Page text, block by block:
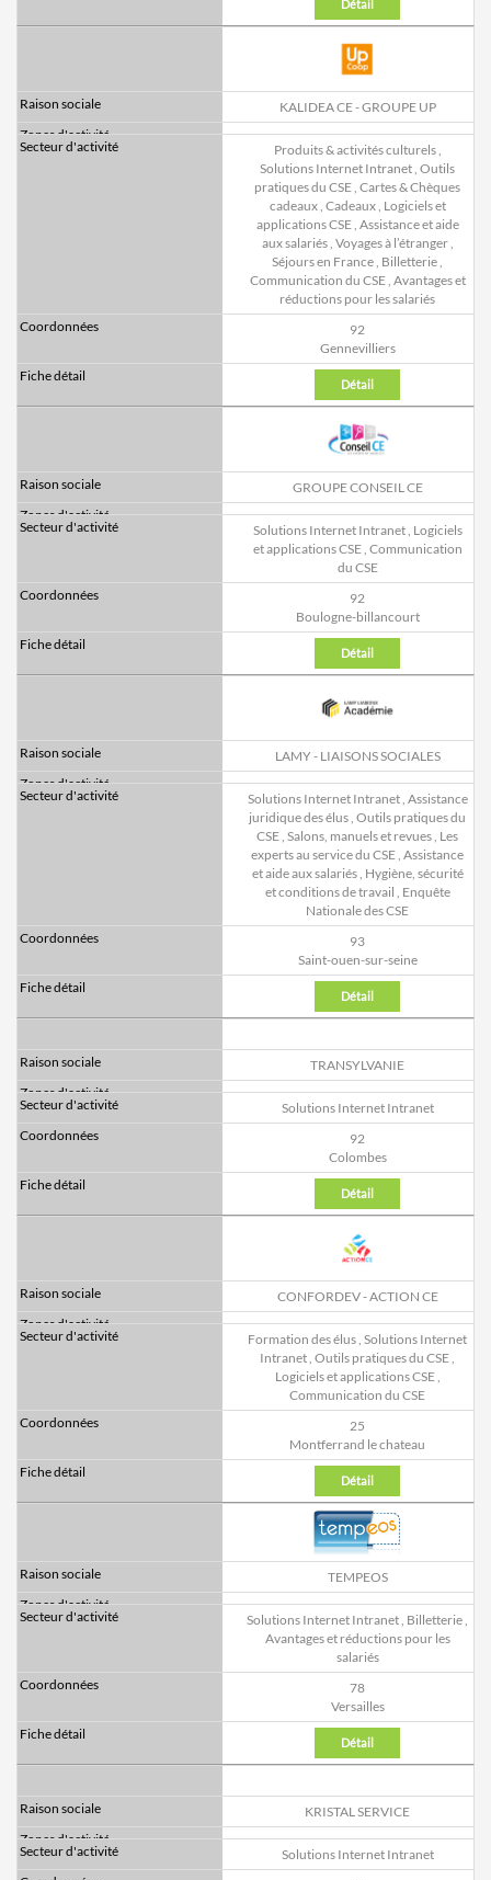
Détail
KALIDEA CE - GROUPE UP
Produits & activités culturels,
Solutions Internet Intranet, Outils
pratiques du CSE, Cartes & Chèques
cadeaux, Cadeaux, Logiciels et
applications CSE, Assistance et aide
aux salariés, Voyages à l’étranger,
Séjours en France, Billetterie,
Communication du CSE, Avantages et
réductions pour les salariés
92
Gennevilliers
Détail
GROUPE CONSEIL CE
Solutions Internet Intranet, Logiciels
et applications CSE, Communication
du CSE
92
Boulogne-billancourt
Détail
LAMY - LIAISONS SOCIALES
Solutions Internet Intranet, Assistance
juridique des élus, Outils pratiques du
CSE, Salons, manuels et revues, Les
experts au service du CSE, Assistance
et aide aux salariés, Hygiène, sécurité
et conditions de travail , Enquête
Nationale des CSE
93
Saint-ouen-sur-seine
Détail
TRANSYLVANIE
Solutions Internet Intranet
92
Colombes
Détail
CONFORDEV - ACTION CE
Formation des élus, Solutions Internet
Intranet, Outils pratiques du CSE,
Logiciels et applications CSE,
Communication du CSE
25
Montferrand le chateau
Détail
TEMPEOS
Solutions Internet Intranet, Billetterie,
Avantages et réductions pour les
salariés
78
Versailles
Détail
KRISTAL SERVICE
Solutions Internet Intranet